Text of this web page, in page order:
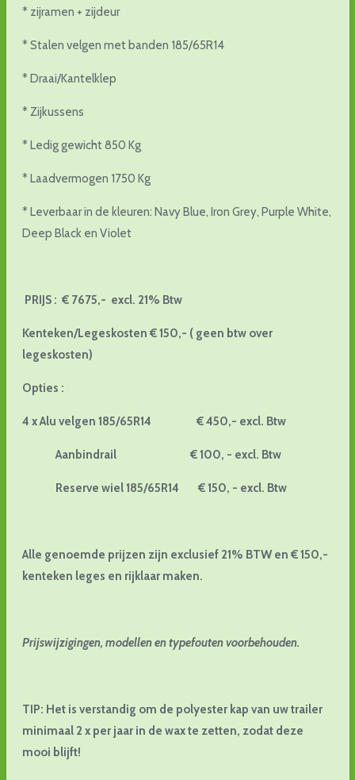
* zijramen + zijdeur
* Stalen velgen met banden 185/65R14
* Draai/Kantelklep
* Zijkussens
* Ledig gewicht 850 Kg
* Laadvermogen 1750 Kg
* Leverbaar in de kleuren: Navy Blue, Iron Grey, Purple White,
Deep Black en Violet
PRIJS : € 7675,- excl. 21% Btw
Kenteken/Legeskosten € 150,- ( geen btw over
legeskosten)
Opties :
4 x Alu velgen 185/65R14 € 450,- excl. Btw
Aanbindrail € 100, - excl. Btw
Reserve wiel 185/65R14 € 150, - excl. Btw
Alle genoemde prijzen zijn exclusief 21% BTW en € 150,-
kenteken leges en rijklaar maken.
Prijswijzigingen, modellen en typefouten voorbehouden.
TIP: Het is verstandig om de polyester kap van uw trailer
minimaal 2 x per jaar in de wax te zetten, zodat deze
mooi blijft!